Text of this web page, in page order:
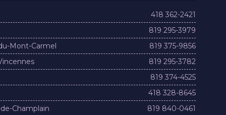
418 362-2421
819 295-3979
Mont-Carmel
819 375-9856
819 295-3782
819 374-4525
418 328-8645
Champlain
819 840-0461